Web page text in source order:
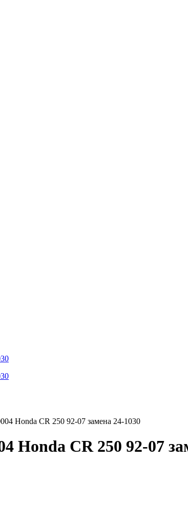
Honda CR 250 92-07 замена 24-1030
CR 250 92-07